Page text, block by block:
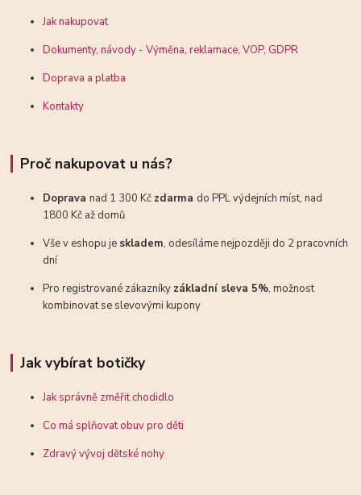
Jak nakupovat
Dokumenty, návody - Výměna, reklamace, VOP, GDPR
Doprava a platba
Kontakty
Proč nakupovat u nás?
Dopravanad 1 300 Kč zdarma do PPL výdejních míst, nad
1800 Kč až domů
Vše v eshopu je skladem, odesíláme nejpozději do 2 pracovních
dní
Pro registrované zákazníky základní sleva 5%, možnost
kombinovat se slevovými kupony
Jak vybírat botičky
Jak správně změřit chodidlo
Co má splňovat obuv pro děti
Zdravý vývoj dětské nohy